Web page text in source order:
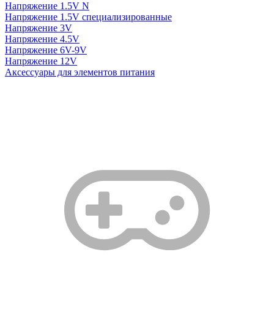
Напряжение 1.5V N
Напряжение 1.5V специализированные
Напряжение 3V
Напряжение 4.5V
Напряжение 6V-9V
Напряжение 12V
Аксессуары для элементов питания